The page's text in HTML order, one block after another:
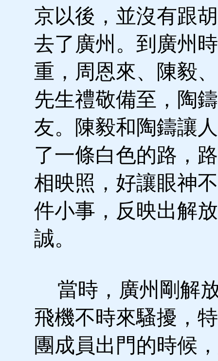
京以後，並沒有跟
去了廣州。到廣州
重，周恩來、陳毅
先生禮敬備至，陶
友。陳毅和陶鑄讓
了一條白色的路，
相映照，好讓眼神
件小事，反映出解
誠。
當時，廣州剛解
飛機不時來騷擾，
團成員出門的時候